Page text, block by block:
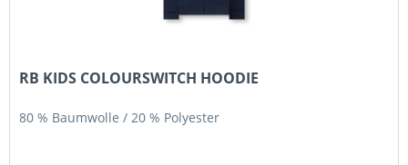
RB KIDS COLOURSWITCH HOODIE
80 % Baumwolle / 20 % Polyester